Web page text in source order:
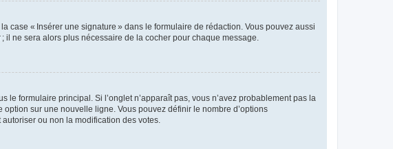
case « Insérer une signature » dans le formulaire de rédaction. Vous pouvez aussi
ne sera alors plus nécessaire de la cocher pour chaque message.
formulaire principal. Si l’onglet n’apparaît pas, vous n’avez probablement pas la
sur une nouvelle ligne. Vous pouvez définir le nombre d’options
ou non la modification des votes.